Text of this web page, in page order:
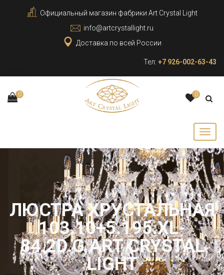
Официальный магазин фабрики Art Crystal Light
info@artcrystallight.ru
Доставка по всей России
Тел: +7 926-002-63-43
0 0
ЛЮСТРА ХРУСТАЛЬНАЯ
103.10+5.195.XL-
84.2D.G ART CRYSTAL
LIGHT